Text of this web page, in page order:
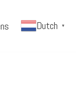
Dutch ▼